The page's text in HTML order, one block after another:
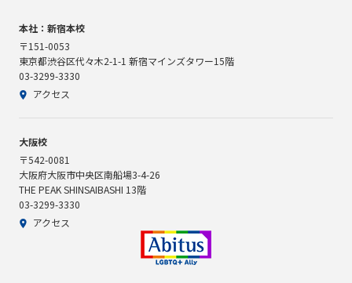
本社：新宿本校
〒151-0053
東京都渋谷区代々木2-1-1 新宿マインズタワー15階
03-3299-3330
アクセス
大阪校
〒542-0081
大阪府大阪市中央区南船場3-4-26
THE PEAK SHINSAIBASHI 13階
03-3299-3330
アクセス